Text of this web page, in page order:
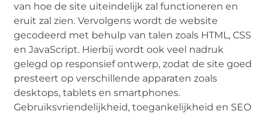
van hoe de site uiteindelijk zal functioneren en
eruit zal zien. Vervolgens wordt de website
gecodeerd met behulp van talen zoals HTML, CSS
en JavaScript. Hierbij wordt ook veel nadruk
gelegd op responsief ontwerp, zodat de site goed
presteert op verschillende apparaten zoals
desktops, tablets en smartphones.
Gebruiksvriendelijkheid, toegankelijkheid en SEO